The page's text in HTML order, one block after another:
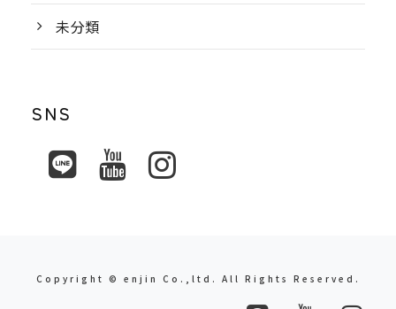
未分類
SNS
Copyright © enjin Co.,ltd. All Rights Reserved.